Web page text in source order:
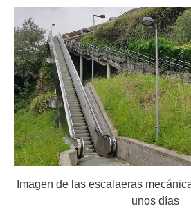
Imagen de las escalaeras
unos días